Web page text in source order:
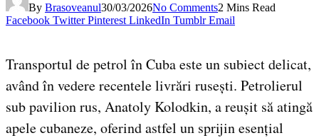
By Brasoveanul30/03/2026No Comments2 Mins Read
Facebook Twitter Pinterest LinkedIn Tumblr Email
Transportul de petrol în Cuba este un subiect delicat,
având în vedere recentele livrări rusești. Petrolierul
sub pavilion rus, Anatoly Kolodkin, a reușit să atingă
apele cubaneze, oferind astfel un sprijin esențial